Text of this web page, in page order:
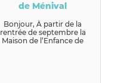
de Ménival
Bonjour, À partir de la
rentrée de septembre la
Maison de l’Enfance de